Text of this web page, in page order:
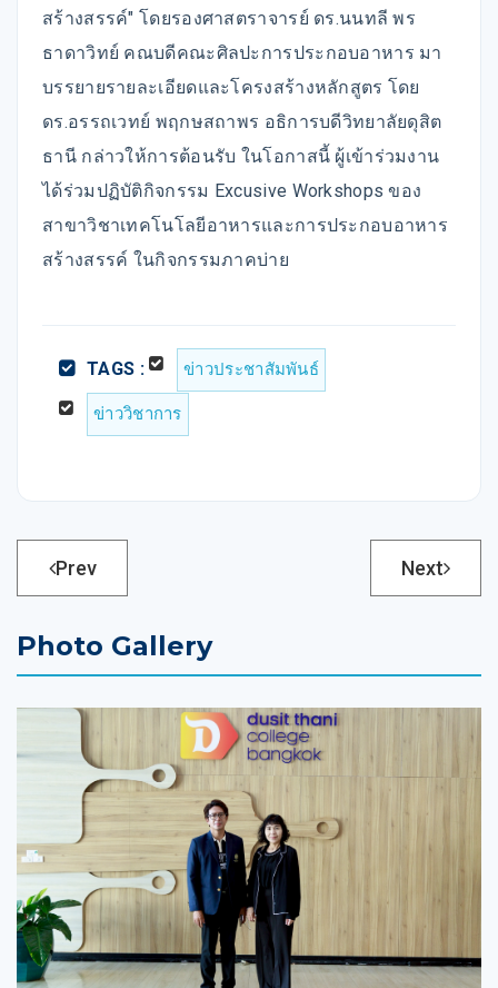
สร้างสรรค์" โดยรองศาสตราจารย์ ดร.นนทลี พร
ธาดาวิทย์ คณบดีคณะศิลปะการประกอบอาหาร มา
บรรยายรายละเอียดและโครงสร้างหลักสูตร โดย
ดร.อรรถเวทย์ พฤกษสถาพร อธิการบดีวิทยาลัยดุสิต
ธานี กล่าวให้การต้อนรับ ในโอกาสนี้ ผู้เข้าร่วมงาน
ได้ร่วมปฏิบัติกิจกรรม Excusive Workshops ของ
สาขาวิชาเทคโนโลยีอาหารและการประกอบอาหาร
สร้างสรรค์ ในกิจกรรมภาคบ่าย
TAGS : ข่าวประชาสัมพันธ์
ข่าววิชาการ
Prev Next
Photo Gallery